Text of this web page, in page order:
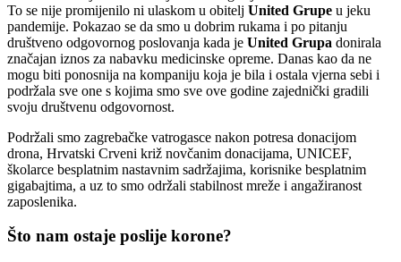
To se nije promijenilo ni ulaskom u obitelj United Grupe u jeku
pandemije. Pokazao se da smo u dobrim rukama i po pitanju
društveno odgovornog poslovanja kada je United Grupa donirala
značajan iznos za nabavku medicinske opreme. Danas kao da ne
mogu biti ponosnija na kompaniju koja je bila i ostala vjerna sebi i
podržala sve one s kojima smo sve ove godine zajednički gradili
svoju društvenu odgovornost.
Podržali smo zagrebačke vatrogasce nakon potresa donacijom
drona, Hrvatski Crveni križ novčanim donacijama, UNICEF,
školarce besplatnim nastavnim sadržajima, korisnike besplatnim
gigabajtima, a uz to smo održali stabilnost mreže i angažiranost
zaposlenika.
Što nam ostaje poslije korone?